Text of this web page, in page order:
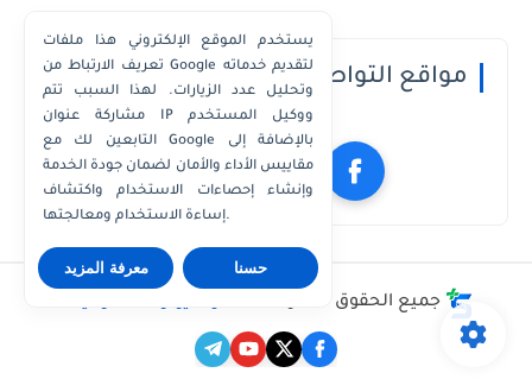
مواقع التواصل الاجتماعي
جميع الحقوق محفوظة ©
يستخدم الموقع الإلكتروني هذا ملفات
تعريف الارتباط من Google لتقديم خدماته
وتحليل عدد الزيارات. لهذا السبب تتم
مشاركة عنوان IP ووكيل المستخدم
التابعين لك مع Google بالإضافة إلى
مقاييس الأداء والأمان لضمان جودة الخدمة
وإنشاء إحصاءات الاستخدام واكتشاف
إساءة الاستخدام ومعالجتها.
معرفة المزيد حسنا